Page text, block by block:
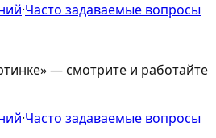
·Часто задаваемые вопросы
— смотрите и работайте
·Часто задаваемые вопросы